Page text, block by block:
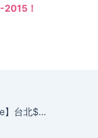
2015！
Ctrip平通街！翻做 港航【Mega Sale】台北$570、曼谷/河內$618、沖繩$911、峇里$1604、鹿兒島$2136起，明年1月出發。